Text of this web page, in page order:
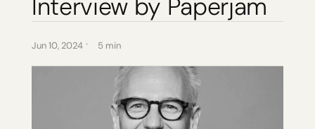
Changelog
Interview by Paperjam
Jun 10, 2024 5 min